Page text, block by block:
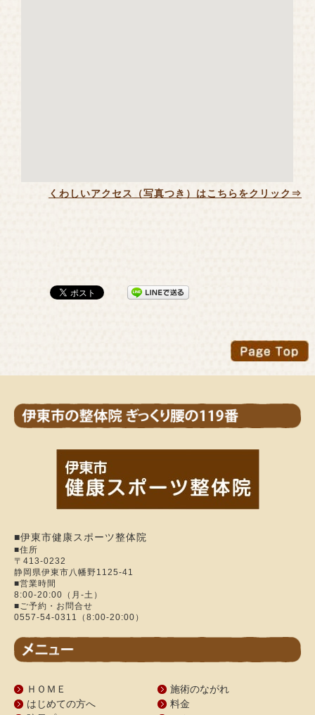
くわしいアクセス（写真つき）はこちらをクリック⇒
■伊東市健康スポーツ整体院
■住所
〒413-0232
静岡県伊東市八幡野1125-41
■営業時間
8:00-20:00（月-土）
■ご予約・お問合せ
0557-54-0311（8:00-20:00）
ＨＯＭＥ
はじめての方へ
施術のながれ
料金